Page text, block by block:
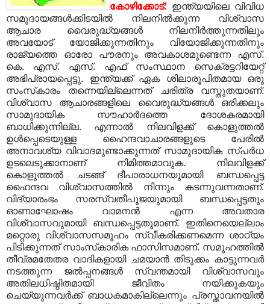
കോഴിക്കോട്: ഇന്ത്യയിലെ വിവിധ
സമുദായങ്ങള്‍ക്കിടയില്‍ നിലനില്‍ക്കുന്ന വിശ്വാസ
ആചാര വൈരുദ്ധ്യങ്ങള്‍ നിലനിര്‍ത്തുന്നതിലും
അവയോട് യോജിക്കുന്നതിനും വിയോജിക്കുന്നതിനും
രാജ്യത്തെ ഓരോ പൗരനും അവകാശമുണ്ടെന്ന എസ്.
കെ. എസ്. എസ്. എഫ് സംസ്ഥാന സെക്രട്ടറിയേറ്റ്
അഭിപ്രായപ്പെട്ടു. ഇന്ത്യക്ക് ഏക ശിലാരൂപിതമായ ഒരു
സംസ്‌കാരം തന്നെയില്ലെന്നത് ചരിത്ര വസ്തുതയാണ്.
വിശ്വാസ ആചാരങ്ങളിലെ വൈരുദ്ധ്യങ്ങള്‍ ഒരിക്കലും
സാമുദായിക സൗഹാര്‍ദത്തെ ദോശകരമായി
ബാധിക്കുന്നില്ല. എന്നാല്‍ നിലവിളക്ക് കൊളുത്തല്‍
ഉള്‍പ്പെടെയുള്ള ഹൈന്ദവാചാരങ്ങളുടെ പേരില്‍
അനാവശ്യ വിവാദമുണ്ടാക്കുന്നത് സാമുദായിക സ്പര്‍ധ
ഉടലെടുക്കാനാണ് നിമിത്തമാവുക. നിലവിളക്ക്
കൊളുത്തല്‍ ചടങ്ങ് ദീപാരാധനയുമായി ബന്ധപ്പെട്ട
ഹൈന്ദവ വിശ്വാസത്തില്‍ നിന്നും കടന്നുവന്നതാണ്.
വിദ്യാരംഭം സരസ്വതീപൂജയുമായി ബന്ധപ്പെട്ടതും
ഓണാഘോഷം വാമനന്‍ എന്ന അവതാര
വിശ്വാസവുമായി ബന്ധപ്പെട്ടതുമാണ്. ഇതിനെയെല്ലാം
മറ്റൊരു വിശ്വാസസമൂഹം സ്വീകരിക്കണമെന്ന ശാഠ്യം
പിടിക്കുന്നത് സാംസ്‌കാരിക ഫാസിസമാണ്. സമൂഹത്തില്‍
തീവ്രമതേതര വാദികളായി ചമയാന്‍ തിടുക്കം കാട്ടുന്നവര്‍
നടത്തുന്ന ജല്‍പ്പനങ്ങള്‍ സ്വന്തമായി വിശ്വാസവും
അതിലധിഷ്ഠിതമായി ജീവിതം നയിക്കുകയും
ചെയ്യുന്നവര്‍ക്ക് ബാധകമാകില്ലെന്നും പ്രസ്താവനയില്‍